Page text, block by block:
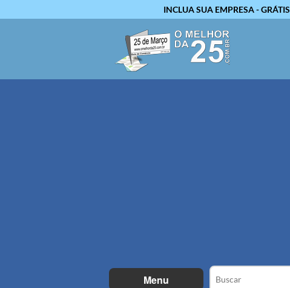
INCLUA SUA EMPRESA - GRÁTIS
Menu